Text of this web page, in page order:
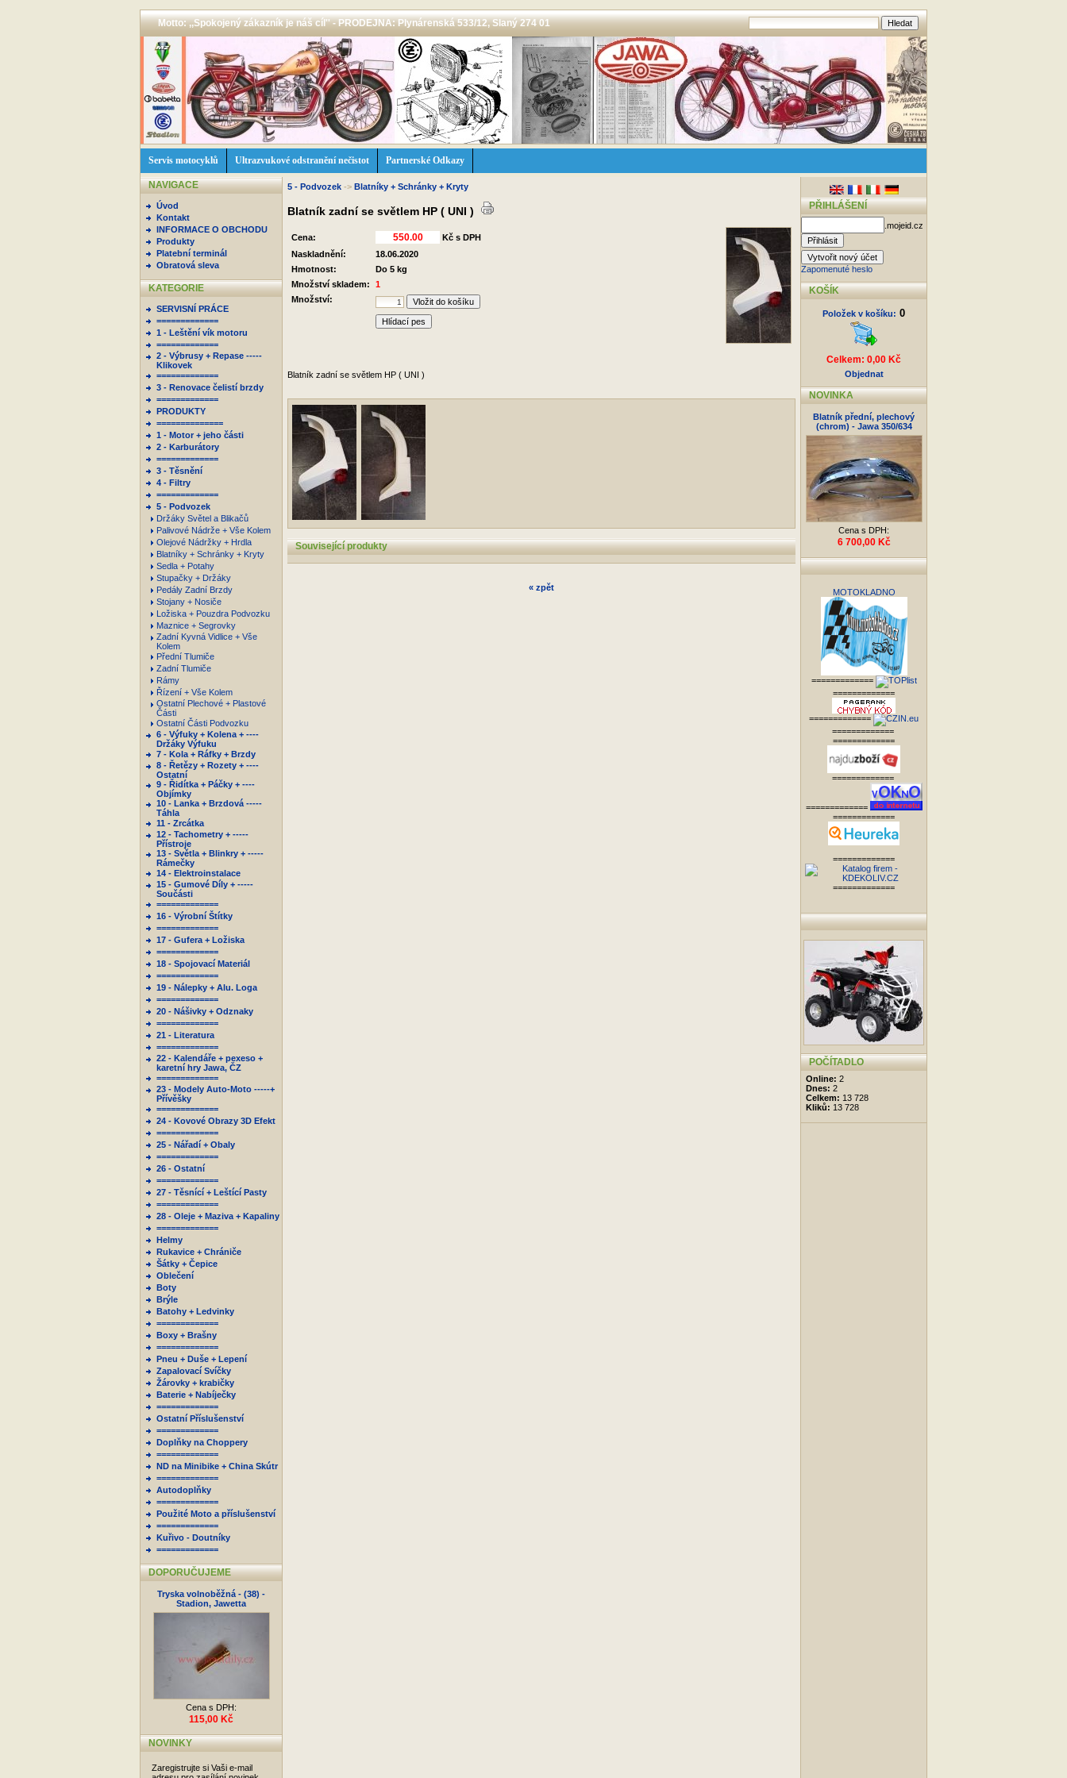
Motto: ,,Spokojený zákazník je náš cíl'' - PRODEJNA: Plynárenská 533/12, Slaný 274 01
Servis motocyklů Ultrazvukové odstranění nečistot Partnerské Odkazy
NAVIGACE
Úvod
Kontakt
INFORMACE O OBCHODU
Produkty
Platební terminál
Obratová sleva
KATEGORIE
SERVISNÍ PRÁCE
=============
1 - Leštění vík motoru
=============
2 - Výbrusy + Repase -----
Klikovek
=============
3 - Renovace čelistí brzdy
=============
PRODUKTY
==============
1 - Motor + jeho části
2 - Karburátory
=============
3 - Těsnění
4 - Filtry
=============
5 - Podvozek
Držáky Světel a Blikačů
Palivové Nádrže + Vše Kolem
Olejové Nádržky + Hrdla
Blatníky + Schránky + Kryty
Sedla + Potahy
Stupačky + Držáky
Pedály Zadní Brzdy
Stojany + Nosiče
Ložiska + Pouzdra Podvozku
Maznice + Segrovky
Zadní Kyvná Vidlice + Vše
Kolem
Přední Tlumiče
Zadní Tlumiče
Rámy
Řízení + Vše Kolem
Ostatní Plechové + Plastové
Části
Ostatní Části Podvozku
6 - Výfuky + Kolena + ----
Držáky Výfuku
7 - Kola + Ráfky + Brzdy
8 - Řetězy + Rozety + ----
Ostatní
9 - Řidítka + Páčky + ----
Objímky
10 - Lanka + Brzdová -----
Táhla
11 - Zrcátka
12 - Tachometry + -----
Přístroje
13 - Světla + Blinkry + -----
Rámečky
14 - Elektroinstalace
15 - Gumové Díly + -----
Součásti
=============
16 - Výrobní Štítky
=============
17 - Gufera + Ložiska
=============
18 - Spojovací Materiál
=============
19 - Nálepky + Alu. Loga
=============
20 - Nášivky + Odznaky
=============
21 - Literatura
=============
22 - Kalendáře + pexeso +
karetní hry Jawa, ČZ
=============
23 - Modely Auto-Moto -----+
Přívěšky
=============
24 - Kovové Obrazy 3D Efekt
=============
25 - Nářadí + Obaly
=============
26 - Ostatní
=============
27 - Těsnící + Leštící Pasty
=============
28 - Oleje + Maziva + Kapaliny
=============
Helmy
Rukavice + Chrániče
Šátky + Čepice
Oblečení
Boty
Brýle
Batohy + Ledvinky
=============
Boxy + Brašny
=============
Pneu + Duše + Lepení
Zapalovací Svíčky
Žárovky + krabičky
Baterie + Nabíječky
=============
Ostatní Příslušenství
=============
Doplňky na Choppery
=============
ND na Minibike + China Skútr
=============
Autodoplňky
=============
Použité Moto a příslušenství
=============
Kuřivo - Doutníky
=============
DOPORUČUJEME
Tryska volnoběžná - (38) -
Stadion, Jawetta
Cena s DPH:
115,00 Kč
NOVINKY
Zaregistrujte si Vaši e-mail
5 - Podvozek -> Blatníky + Schránky + Kryty
Blatník zadní se světlem HP ( UNI )
Cena:
Kč s DPH
Naskladnění:
18.06.2020
Hmotnost:
Do 5 kg
Množství skladem:
1
Množství:
Hlídací pes
Blatník zadní se světlem HP ( UNI )
Související produkty
« zpět
PŘIHLÁŠENÍ
.mojeid.cz
Zapomenuté heslo
KOŠÍK
Položek v košíku: 0
Celkem: 0,00 Kč
Objednat
NOVINKA
Blatník přední, plechový
(chrom) - Jawa 350/634
Cena s DPH:
6 700,00 Kč
MOTOKLADNO
=============
=============
=============
=============
=============
=============
=============
=============
=============
=============
POČÍTADLO
Online: 2
Dnes: 2
Celkem: 13 728
Kliků: 13 728